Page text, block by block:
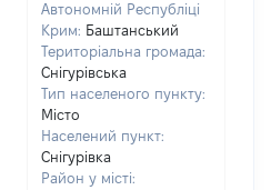
Автономній Республіці
Крим: Баштанський
Територіальна громада:
Снігурівська
Тип населеного пункту:
Місто
Населений пункт:
Снігурівка
Район у місті: